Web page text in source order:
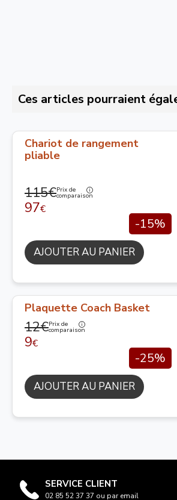
Ces articles pourraient
Chariot de rangement
pliable
115€Prix de
comparaison
97€
-15%
AJOUTER AU PANIER
Plaquette Coach Basket
12€Prix de
comparaison
9€
-25%
AJOUTER AU PANIER
SERVICE CLIENT
02 85 52 37 37 ou par email